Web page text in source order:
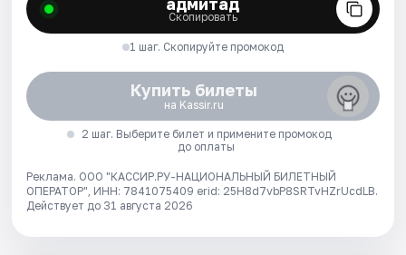
Скопировать
1 шаг. Скопируйте промокод
Купить билеты
на Kassir.ru
2 шаг. Выберите билет и примените промокод
до оплаты
Реклама. ООО "КАССИР.РУ-НАЦИОНАЛЬНЫЙ БИЛЕТНЫЙ
ОПЕРАТОР", ИНН: 7841075409 erid: 25H8d7vbP8SRTvHZrUcdLB.
Действует до 31 августа 2026